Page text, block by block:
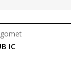
IC